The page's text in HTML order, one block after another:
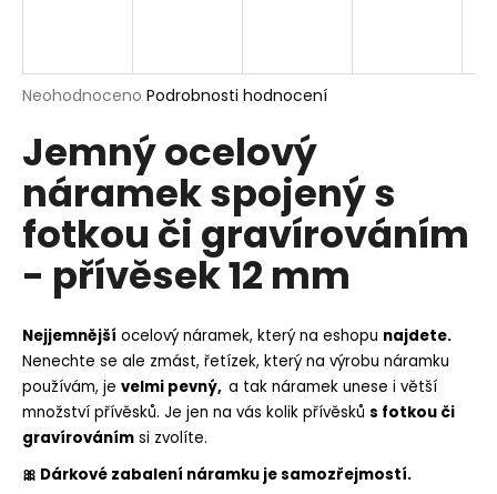
Průměrné
produktu
je
5
hvězdiček.
Neohodnoceno Podrobnosti hodnocení
Jemný ocelový
náramek spojený s
fotkou či gravírováním
- přívěsek 12 mm
Nejjemnější ocelový náramek, který na eshopu najdete.
Nenechte se ale zmást, řetízek, který na výrobu náramku
používám, je velmi pevný, a tak náramek unese i větší
množství přívěsků. Je jen na vás kolik přívěsků s fotkou či
gravírováním si zvolíte.
🎀 Dárkové zabalení náramku je samozřejmostí.
í
?
HLEDAT
D
o
p
o
r
u